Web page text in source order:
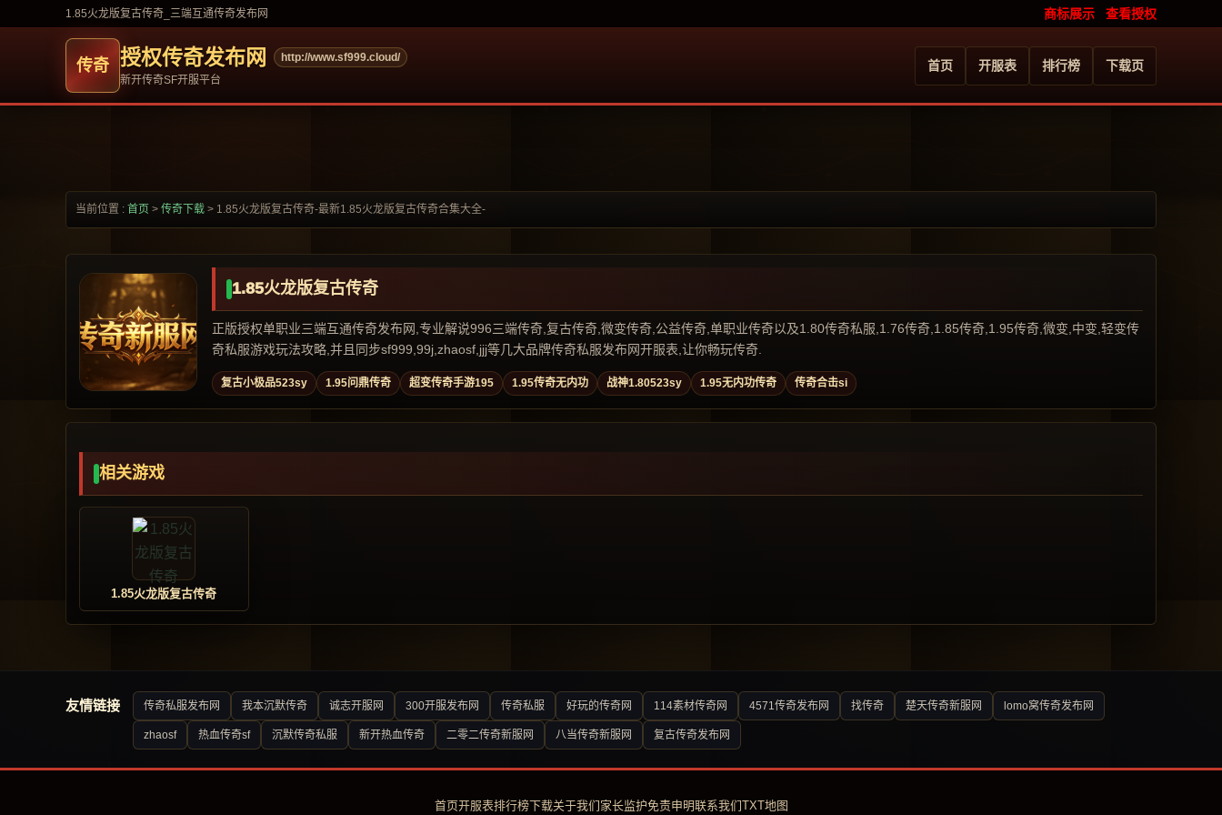
1.85火龙版复古传奇_三端互通传奇发布网 商标展示 查看授权
授权传奇发布网
http://www.sf999.cloud/
新开传奇SF开服平台
首页 开服表 排行榜 下载页
当前位置 : 首页 > 传奇下载 > 1.85火龙版复古传奇-最新1.85火龙版复古传奇合集大全-
1.85火龙版复古传奇
正版授权单职业三端互通传奇发布网,专业解说996三端传奇,复古传奇,微变传奇,公益传奇,单职业传奇以及1.80传奇私服,1.76传奇,1.85传奇,1.95传奇,微变,中变,轻变传
奇私服游戏玩法攻略,并且同步sf999,99j,zhaosf,jjj等几大品牌传奇私服发布网开服表,让你畅玩传奇.
复古小极品523sy 1.95问鼎传奇 超变传奇手游195 1.95传奇无内功 战神1.80523sy 1.95无内功传奇 传奇合击si
相关游戏
1.85火龙版复古传奇
友情链接 传奇私服发布网 我本沉默传奇 诚志开服网 300开服发布网 传奇私服 好玩的传奇网 114素材传奇网 4571传奇发布网 找传奇 楚天传奇新服网 lomo窝传奇发布网
zhaosf 热血传奇sf 沉默传奇私服 新开热血传奇 二零二传奇新服网 八当传奇新服网 复古传奇发布网
首页开服表排行榜下载关于我们 家长监护免责申明联系我们TXT地图